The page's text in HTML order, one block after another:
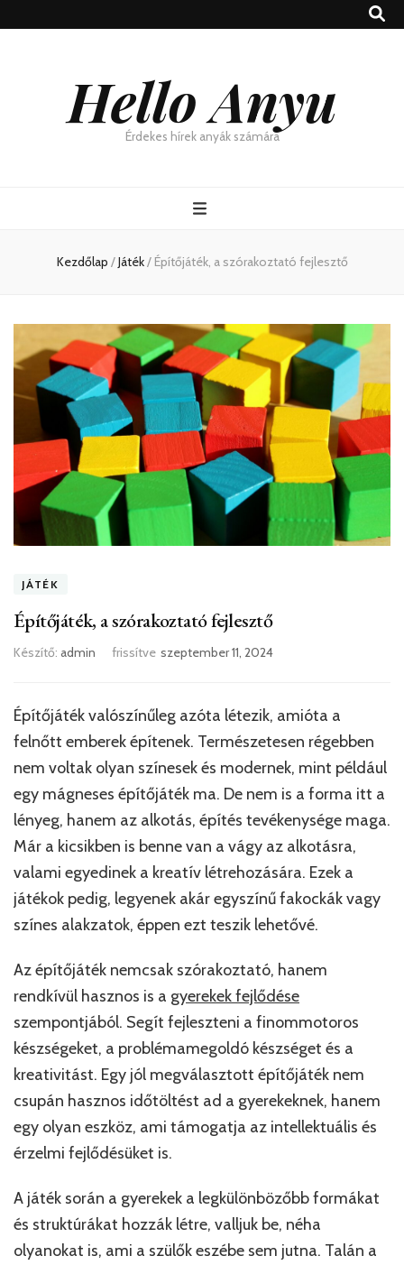
Hello Anyu
Érdekes hírek anyák számára
Kezdőlap /Játék/ Építőjáték, a szórakoztató fejlesztő
JÁTÉK
Építőjáték, a szórakoztató fejlesztő
Készítő: admin frissítve szeptember 11, 2024
Építőjáték valószínűleg azóta létezik, amióta a
felnőtt emberek építenek. Természetesen régebben
nem voltak olyan színesek és modernek, mint például
egy mágneses építőjáték ma. De nem is a forma itt a
lényeg, hanem az alkotás, építés tevékenysége maga.
Már a kicsikben is benne van a vágy az alkotásra,
valami egyedinek a kreatív létrehozására. Ezek a
játékok pedig, legyenek akár egyszínű fakockák vagy
színes alakzatok, éppen ezt teszik lehetővé.
Az építőjáték nemcsak szórakoztató, hanem
rendkívül hasznos is a gyerekek fejlődése
szempontjából. Segít fejleszteni a finommotoros
készségeket, a problémamegoldó készséget és a
kreativitást. Egy jól megválasztott építőjáték nem
csupán hasznos időtöltést ad a gyerekeknek, hanem
egy olyan eszköz, ami támogatja az intellektuális és
érzelmi fejlődésüket is.
A játék során a gyerekek a legkülönbözőbb formákat
és struktúrákat hozzák létre, valljuk be, néha
olyanokat is, ami a szülők eszébe sem jutna. Talán a